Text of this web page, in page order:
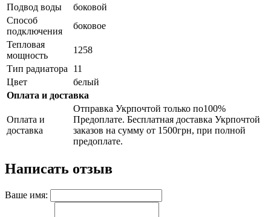
Подвод воды
боковой
Способ
подключения
боковое
Тепловая
мощность
1258
Тип радиатора
11
Цвет
белый
Оплата и доставка
Оплата и
доставка
Отправка Укрпочтой только по100%
Предоплате. Бесплатная доставка Укрпочтой
заказов на сумму от 1500грн, при полной
предоплате.
Написать отзыв
Ваше имя: